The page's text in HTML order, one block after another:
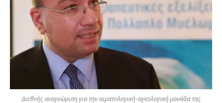
Διεθνής αναγνώριση για την αιματολογική-ογκολογική μονάδα της